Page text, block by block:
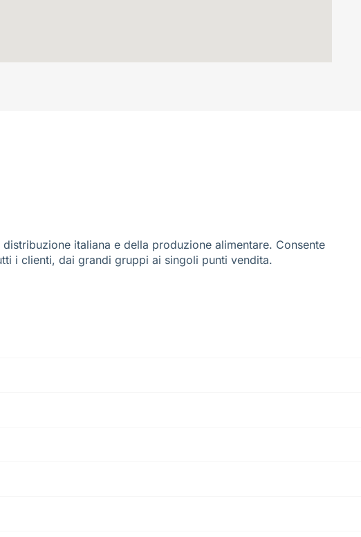
italiana e della produzione alimentare. Consente
i clienti, dai grandi gruppi ai singoli punti vendita.